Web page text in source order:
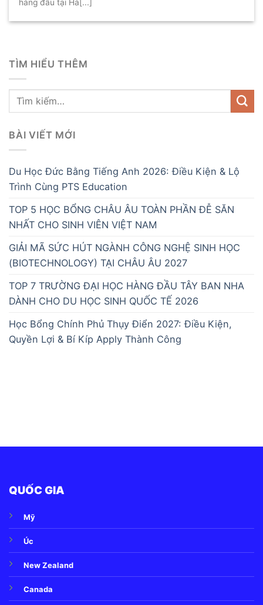
hàng đầu tại Hà[...]
TÌM HIỂU THÊM
BÀI VIẾT MỚI
Du Học Đức Bằng Tiếng Anh 2026: Điều Kiện & Lộ
Trình Cùng PTS Education
TOP 5 HỌC BỔNG CHÂU ÂU TOÀN PHẦN ĐỄ SĂN
NHẤT CHO SINH VIÊN VIỆT NAM
GIẢI MÃ SỨC HÚT NGÀNH CÔNG NGHỆ SINH HỌC
(BIOTECHNOLOGY) TẠI CHÂU ÂU 2027
TOP 7 TRƯỜNG ĐẠI HỌC HÀNG ĐẦU TÂY BAN NHA
DÀNH CHO DU HỌC SINH QUỐC TẾ 2026
Học Bổng Chính Phủ Thụy Điển 2027: Điều Kiện,
Quyền Lợi & Bí Kíp Apply Thành Công
QUỐC GIA
Mỹ
Úc
New Zealand
Canada